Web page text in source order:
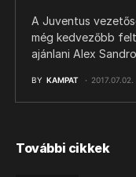
A Juventus
még kedvezőbb
ajánlani Alex
BY KAMPAT 2017.07.02.
További cikkek